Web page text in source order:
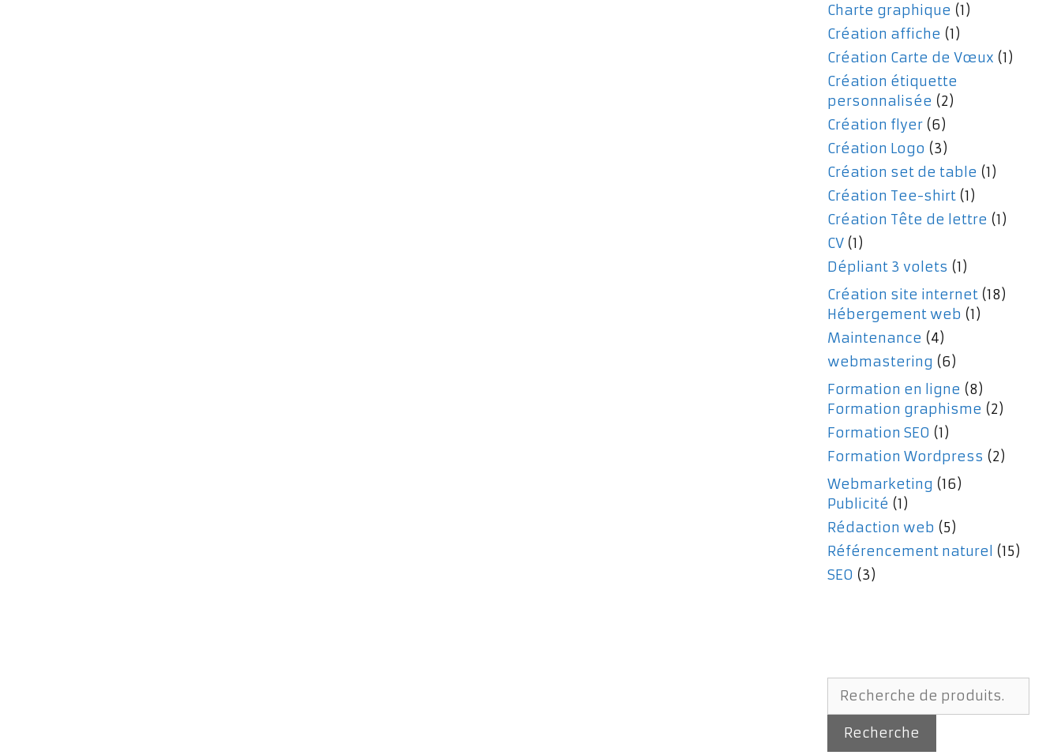
Charte graphique (1)
Création affiche (1)
Création Carte de Vœux (1)
Création étiquette
personnalisée (2)
Création flyer (6)
Création Logo (3)
Création set de table (1)
Création Tee-shirt (1)
Création Tête de lettre (1)
CV (1)
Dépliant 3 volets (1)
Création site internet (18)
Hébergement web (1)
Maintenance (4)
webmastering (6)
Formation en ligne (8)
Formation graphisme (2)
Formation SEO (1)
Formation Wordpress (2)
Webmarketing (16)
Publicité (1)
Rédaction web (5)
Référencement naturel (15)
SEO (3)
Recherche
pour :
Recherche